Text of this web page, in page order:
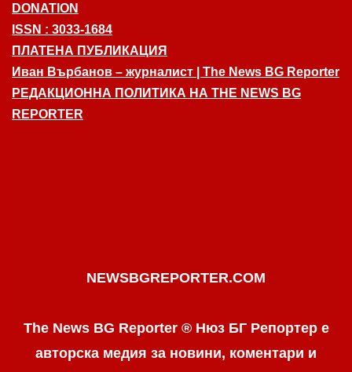
DONATION
ISSN : 3033-1684
ПЛАТЕНА ПУБЛИКАЦИЯ
Иван Върбанов – журналист | The News BG Reporter
РЕДАКЦИОННА ПОЛИТИКА НА THE NEWS BG
REPORTER
NEWSBGREPORTER.COM
The News BG Reporter ® Нюз БГ Репортер е
авторска медия за новини, коментари и